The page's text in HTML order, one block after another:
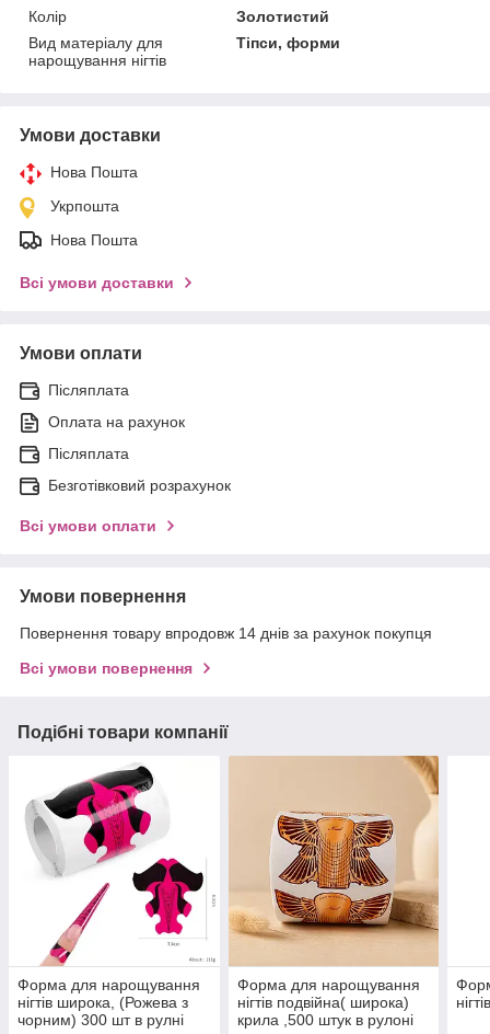
Колір
Золотистий
Вид матеріалу для
нарощування нігтів
Тіпси, форми
Умови доставки
Нова Пошта
Укрпошта
Нова Пошта
Всі умови доставки
Умови оплати
Післяплата
Оплата на рахунок
Післяплата
Безготівковий розрахунок
Всі умови оплати
Умови повернення
Повернення товару впродовж 14 днів за рахунок покупця
Всі умови повернення
Подібні товари компанії
Форма для нарощування
нігтів широка, (Рожева з
чорним) 300 шт в рулні
Форма для нарощування
нігтів подвійна( широка)
крила ,500 штук в рулоні